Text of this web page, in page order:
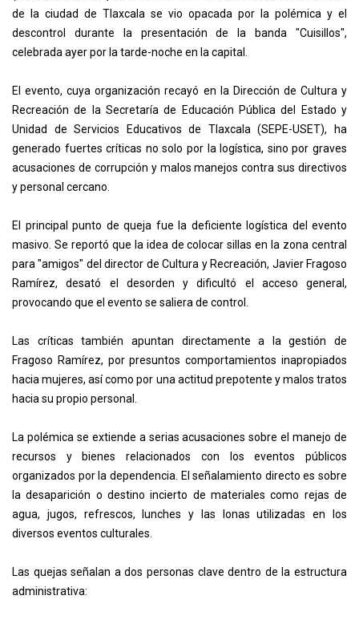
de la ciudad de Tlaxcala se vio opacada por la polémica y el
descontrol durante la presentación de la banda "Cuisillos",
celebrada ayer por la tarde-noche en la capital.
El evento, cuya organización recayó en la Dirección de Cultura y
Recreación de la Secretaría de Educación Pública del Estado y
Unidad de Servicios Educativos de Tlaxcala (SEPE-USET), ha
generado fuertes críticas no solo por la logística, sino por graves
acusaciones de corrupción y malos manejos contra sus directivos
y personal cercano.
El principal punto de queja fue la deficiente logística del evento
masivo. Se reportó que la idea de colocar sillas en la zona central
para "amigos" del director de Cultura y Recreación, Javier Fragoso
Ramírez, desató el desorden y dificultó el acceso general,
provocando que el evento se saliera de control.
Las críticas también apuntan directamente a la gestión de
Fragoso Ramírez, por presuntos comportamientos inapropiados
hacia mujeres, así como por una actitud prepotente y malos tratos
hacia su propio personal.
La polémica se extiende a serias acusaciones sobre el manejo de
recursos y bienes relacionados con los eventos públicos
organizados por la dependencia. El señalamiento directo es sobre
la desaparición o destino incierto de materiales como rejas de
agua, jugos, refrescos, lunches y las lonas utilizadas en los
diversos eventos culturales.
Las quejas señalan a dos personas clave dentro de la estructura
administrativa: